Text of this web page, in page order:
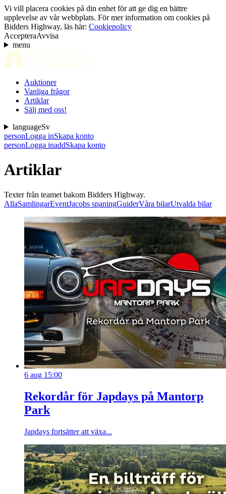
Vi vill placera cookies på din enhet för att ge dig en bättre
upplevelse av vår webbplats. För mer information om cookies på
Bidders Highway, läs här: Cookiepolicy
AccepteraAvvisa
menu
Auktioner
Vanliga frågor
Artiklar
Sälj med oss!
languageSv
personLogga inSkapa konto
personLogga inaddSkapa konto
Artiklar
Texter från teamet bakom Bidders Highway.
AllaSamlingarEventJacobs spaningGuiderVåra bilarUtvalda bilar
6 aug 15:00
Rekordår för Japdays på Mantorp
Park
Japdays fortsätter att växa...